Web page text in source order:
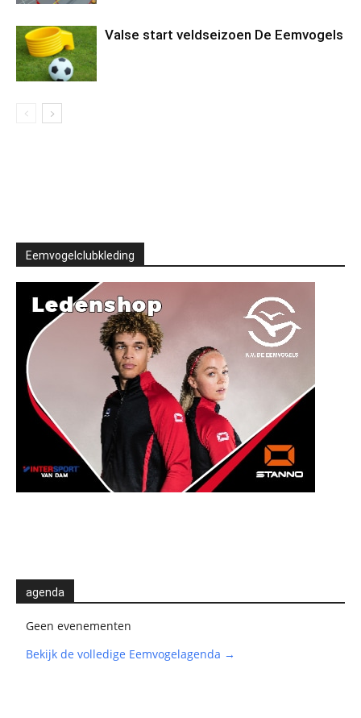
Valse start veldseizoen De Eemvogels
Eemvogelclubkleding
agenda
Geen evenementen
Bekijk de volledige Eemvogelagenda →